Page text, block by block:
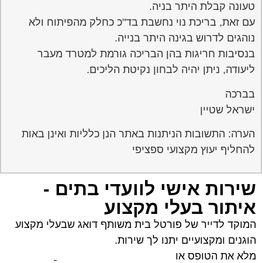
טעונה קבלת היתר בניה.
עם זאת, בריכת נוי נחשבת בד"כ כחלק מהפיתוח ולא
נוהגים לדרוש בגינה היתר בנייה.
בנסיבות חריגות בהן הבריכה גורמת למטרד מעבר
ליעודה, ניתן יהיה לבחון נקיטת הליכים.
בברכה
ישראל שטיין
הערה: התשובות הניתנות באתר הנן כלליות ואינן באות
להחליף יעוץ מקצועי ספציפי
שירות אישי לוועדי בתים -
איתור בעלי מקצוע
המוקד לדייר של פורטל בית משותף דואג שבעלי מקצוע
הוגנים ומקצועיים יתנו לך שירות.
מלא את הטופס אולחץ לשליחת הודעת ווצאפ